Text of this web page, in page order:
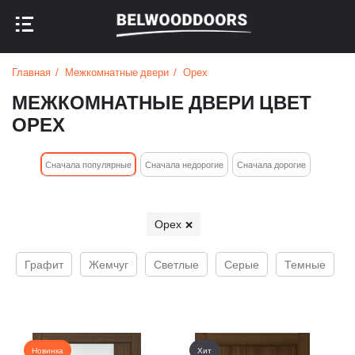
НАЗАД В МЕНЮ
НАЗАД В МЕНЮ
Главная Межкомнатные двери Орех
МЕЖКОМНАТНЫЕ ДВЕРИ ЦВЕТ
ОРЕХ
Cначала популярные Сначала недорогие Cначала дорогие
Орех
Графит Жемчуг Светлые Серые Темные
Новинка Хит